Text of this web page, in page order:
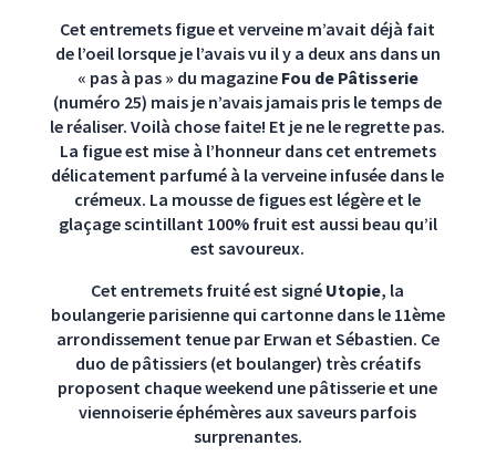
Cet entremets figue et verveine m’avait déjà fait
de l’oeil lorsque je l’avais vu il y a deux ans dans un
« pas à pas » du magazine Fou de Pâtisserie
(numéro 25) mais je n’avais jamais pris le temps de
le réaliser. Voilà chose faite! Et je ne le regrette pas.
La figue est mise à l’honneur dans cet entremets
délicatement parfumé à la verveine infusée dans le
crémeux. La mousse de figues est légère et le
glaçage scintillant 100% fruit est aussi beau qu’il
est savoureux.
Cet entremets fruité est signé Utopie, la
boulangerie parisienne qui cartonne dans le 11ème
arrondissement tenue par Erwan et Sébastien. Ce
duo de pâtissiers (et boulanger) très créatifs
proposent chaque weekend une pâtisserie et une
viennoiserie éphémères aux saveurs parfois
surprenantes.